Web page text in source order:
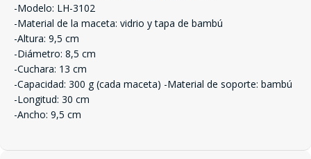
-Modelo: LH-3102
-Material de la maceta: vidrio y tapa de bambú
-Altura: 9,5 cm
-Diámetro: 8,5 cm
-Cuchara: 13 cm
-Capacidad: 300 g (cada maceta) -Material de soporte: bambú
-Longitud: 30 cm
-Ancho: 9,5 cm